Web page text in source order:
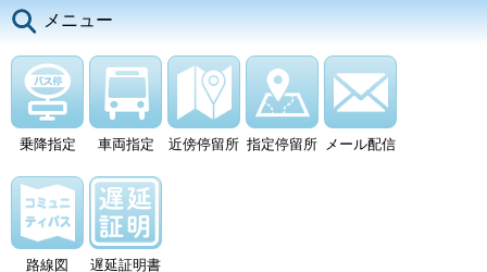
メニュー
乗降指定 車両指定 近傍停留所 指定停留所 メール配信
路線図 遅延証明書